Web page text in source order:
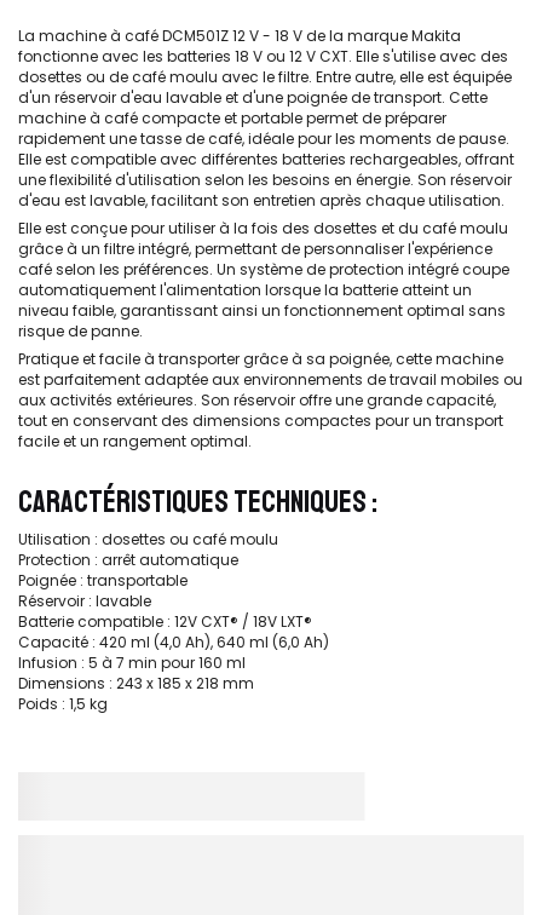
La machine à café DCM501Z 12 V - 18 V de la marque Makita
fonctionne avec les batteries 18 V ou 12 V CXT. Elle s'utilise avec des
dosettes ou de café moulu avec le filtre. Entre autre, elle est équipée
d'un réservoir d'eau lavable et d'une poignée de transport. Cette
machine à café compacte et portable permet de préparer
rapidement une tasse de café, idéale pour les moments de pause.
Elle est compatible avec différentes batteries rechargeables, offrant
une flexibilité d'utilisation selon les besoins en énergie. Son réservoir
d'eau est lavable, facilitant son entretien après chaque utilisation.
Elle est conçue pour utiliser à la fois des dosettes et du café moulu
grâce à un filtre intégré, permettant de personnaliser l'expérience
café selon les préférences. Un système de protection intégré coupe
automatiquement l'alimentation lorsque la batterie atteint un
niveau faible, garantissant ainsi un fonctionnement optimal sans
risque de panne.
Pratique et facile à transporter grâce à sa poignée, cette machine
est parfaitement adaptée aux environnements de travail mobiles ou
aux activités extérieures. Son réservoir offre une grande capacité,
tout en conservant des dimensions compactes pour un transport
facile et un rangement optimal.
CARACTÉRISTIQUES TECHNIQUES :
Utilisation : dosettes ou café moulu
Protection : arrêt automatique
Poignée : transportable
Réservoir : lavable
Batterie compatible : 12V CXT® / 18V LXT®
Capacité : 420 ml (4,0 Ah), 640 ml (6,0 Ah)
Infusion : 5 à 7 min pour 160 ml
Dimensions : 243 x 185 x 218 mm
Poids : 1,5 kg